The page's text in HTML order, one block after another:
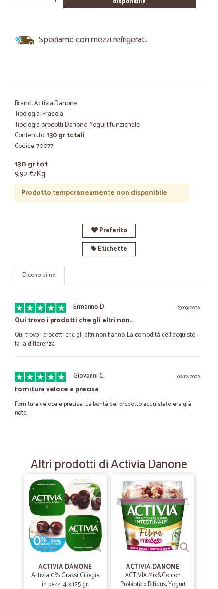
Spediamo con mezzi refrigerati.
Brand: Activia Danone
Tipologia: Fragola
Tipologia prodotti Danone: Yogurt funzionale
Contenuto:130 gr totali
Codice: 70077
130 gr tot
9,92 €/Kg
Prodotto temporaneamente non disponibile
Preferito
Etichette
Dicono di noi
23/03/2026
—Ermanno D.
Qui trovo i prodotti che gli altri non…
Qui trovo i prodotti che gli altri non hanno. La comodità dell'acquisto
fa la differenza.
09/12/2022
—Giovanni C.
Fornitura veloce e precisa
Fornitura veloce e precisa. La bontà del prodotto acquistato era già
nota.
precisi
precisi - veloci - affidabili complimenti
05/05/2021
—Rosa S.
la mia prima ordinazione.Molto…
la mia prima ordinazione.Molto soddisfatta. Saro una vostra
cliente.grazie rosa salcuni
02/11/2020
—Lorenzo I.
Altri prodotti di Activia Danone
ACTIVIA DANONE
Activia 0% Grassi Ciliegia
in pezzi 4 x 125 gr.
ACTIVIA DANONE
ACTIVIA Mix&Go con
Probiotico Bifidus, Yogurt